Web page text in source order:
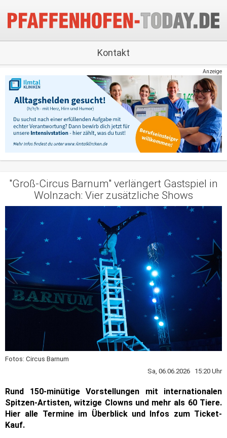
Kontakt
Anzeige
"Groß-Circus Barnum" verlängert Gastspiel in
Wolnzach: Vier zusätzliche Shows
Fotos: Circus Barnum
Sa, 06.06.2026 15:20 Uhr
Rund 150-minütige Vorstellungen mit internationalen
Spitzen-Artisten, witzige Clowns und mehr als 60 Tiere.
Hier alle Termine im Überblick und Infos zum Ticket-
Kauf.